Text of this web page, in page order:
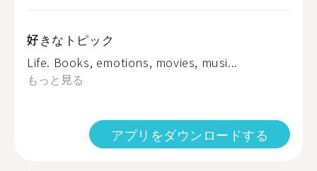
好きなトピック
Life. Books, emotions, movies, musi...
もっと見る
アプリをダウンロードする